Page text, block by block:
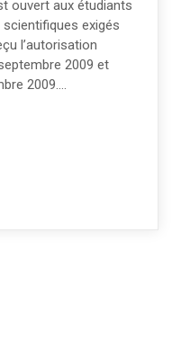
ouvert aux étudiants
exigés
l’autorisation
2009 et
2009….